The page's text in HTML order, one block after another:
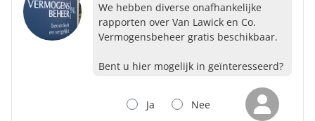
We hebben diverse onafhankelijke
rapporten over Van Lawick en Co.
Vermogensbeheer gratis beschikbaar.
Bent u hier mogelijk in geïnteresseerd?
Nee
Ja